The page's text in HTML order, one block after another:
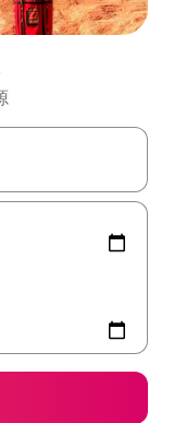
通过点击或滑动手势